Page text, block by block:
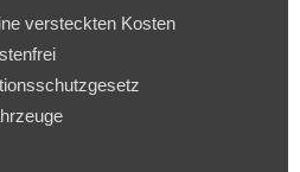
versteckten Kosten